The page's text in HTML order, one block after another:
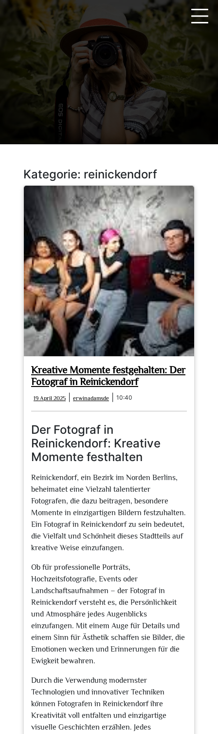
springen
Kategorie: reinickendorf
Kreative Momente festgehalten: Der
Fotograf in Reinickendorf
19 April 2025
April
2025
erwinadamsde erwinadamsde
10:40
Der Fotograf in
Reinickendorf: Kreative
Momente festhalten
Reinickendorf, ein Bezirk im Norden Berlins,
beheimatet eine Vielzahl talentierter
Fotografen, die dazu beitragen, besondere
Momente in einzigartigen Bildern festzuhalten.
Ein Fotograf in Reinickendorf zu sein bedeutet,
die Vielfalt und Schönheit dieses Stadtteils auf
kreative Weise einzufangen.
Ob für professionelle Porträts,
Hochzeitsfotografie, Events oder
Landschaftsaufnahmen – der Fotograf in
Reinickendorf versteht es, die Persönlichkeit
und Atmosphäre jedes Augenblicks
einzufangen. Mit einem Auge für Details und
einem Sinn für Ästhetik schaffen sie Bilder, die
Emotionen wecken und Erinnerungen für die
Ewigkeit bewahren.
Durch die Verwendung modernster
Technologien und innovativer Techniken
können Fotografen in Reinickendorf ihre
Kreativität voll entfalten und einzigartige
visuelle Geschichten erzählen. Jedes